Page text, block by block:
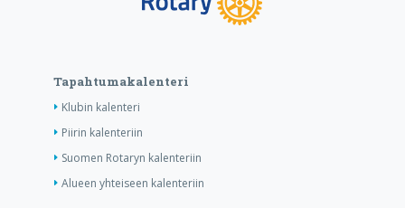
Tapahtumakalenteri
Klubin kalenteri
Piirin kalenteriin
Suomen Rotaryn kalenteriin
Alueen yhteiseen kalenteriin